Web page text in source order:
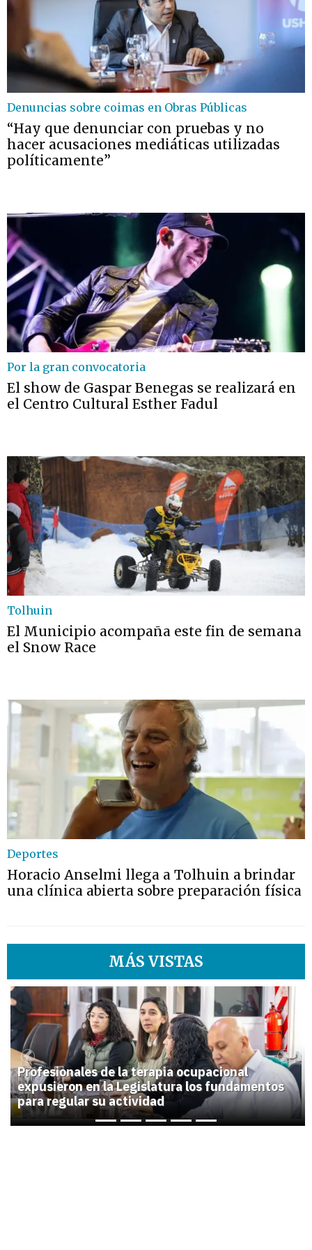
Denuncias sobre coimas en Obras Públicas
“Hay que denunciar con pruebas y no
hacer acusaciones mediáticas utilizadas
políticamente”
Por la gran convocatoria
El show de Gaspar Benegas se realizará en
el Centro Cultural Esther Fadul
Tolhuin
El Municipio acompaña este fin de semana
el Snow Race
Deportes
Horacio Anselmi llega a Tolhuin a brindar
una clínica abierta sobre preparación física
MÁS VISTAS
1
Profesionales de la terapia ocupacional
expusieron en la Legislatura los fundamentos
para regular su actividad
Previous Next